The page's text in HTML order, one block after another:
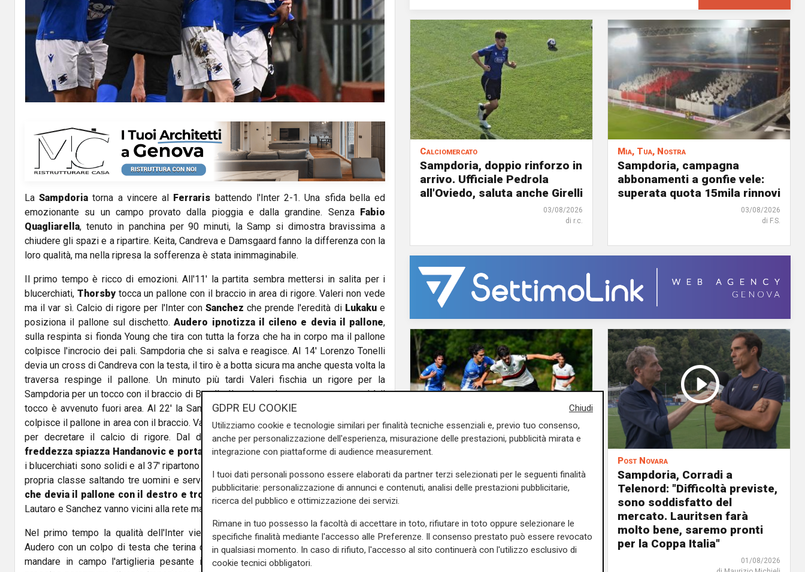
LaSampdoria torna a vincere al Ferraris battendo l'Inter 2-1. Una sfida bella ed
emozionante su un campo provato dalla pioggia e dalla grandine. Senza
Fabio
Quagliarella, tenuto in panchina per 90 minuti, la Samp si dimostra bravissima a
chiudere gli spazi e a ripartire. Keita, Candreva e Damsgaard fanno la differenza con la
loro qualità, ma nella ripresa la sofferenza è stata inimmaginabile.
Il primo tempo è ricco di emozioni. All'11' la partita sembra mettersi in salita per i
blucerchiati, Thorsbytocca un pallone con il braccio in area di rigore. Valeri non vede
ma il var sì. Calcio di rigore per l'Inter con Sanchez che prende l'eredità di Lukakue
posiziona il pallone sul dischetto.Audero ipnotizza il cileno e devia il pallone,
sulla respinta si fionda Young che tira con tutta la forza che ha in corpo ma il pallone
colpisce l'incrocio dei pali. Sampdoria che si salva e reagisce. Al 14' Lorenzo Tonelli
devia un cross di Candreva con la testa, il tiro è a botta sicura ma anche questa volta la
traversa respinge il pallone. Un minuto più tardi Valeri fischia un rigore per la
Sampdoria per un tocco con il braccio di Barella. Il var interviene nuovamente perchè il
tocco è avvenuto fuori area. Al 22' la Samp si rende nuovamente pericolosa, Barella
colpisce il pallone in area con il braccio. Valeri nuovamente non vede e interviene il var
per decretare il calcio di rigore. Dal dischetto si presentaCandreva che con
freddezza spiazza Handanovic e porta in vantaggio la Samp. L'Inter reagisce ma
i blucerchiati sono solidi e al 37' ripartono in contropiede. Damsgaard dimostra tutta la
propria classe saltando tre uomini e servendo un cross rasoterra perfetto perKeita
che devia il pallone con il destro e trova il raddoppio . Nel finale di primo tempo
Lautaro e Sanchez vanno vicini alla rete ma la Samp resiste. Squadre a riposo sul 2-0.
Nel primo tempo la qualità dell'Inter viene fuori. Lautaro mette subito i brividi ad
Audero con un colpo di testa che terina di pochissimo fuori. Al 61' Conte decide di
mandare in campo l'artiglieria pesante inserendo Lukaku al posto di Sanchez. Il
Calciomercato
Sampdoria, doppio rinforzo in
arrivo. Ufficiale Pedrola
all'Oviedo, saluta anche Girelli
03/08/2026
di r.c.
Mia, Tua, Nostra
Sampdoria, campagna
abbonamenti a gonfie vele:
superata quota 15mila rinnovi
03/08/2026
di F.S.
La Sampdoria in diretta su
Telenord vola sul web: 90 mila
simultanee, 4,26 TB di
traffico
Post Novara
Sampdoria, Corradi a
Telenord: "Difficoltà previste,
sono soddisfatto del
mercato. Lauritsen farà
molto bene, saremo pronti
per la Coppa Italia"
01/08/2026
Chiudi
GDPR EU COOKIE
Utilizziamo cookie e tecnologie similari per finalità tecniche essenziali e, previo tuo consenso,
anche per personalizzazione dell'esperienza, misurazione delle prestazioni, pubblicità mirata e
integrazione con piattaforme di audience measurement.
I tuoi dati personali possono essere elaborati da partner terzi selezionati per le seguenti finalità
pubblicitarie: personalizzazione di annunci e contenuti, analisi delle prestazioni pubblicitarie,
ricerca del pubblico e ottimizzazione dei servizi.
Rimane in tuo possesso la facoltà di accettare in toto, rifiutare in toto oppure selezionare le
specifiche finalità mediante l'accesso alle Preferenze. Il consenso prestato può essere revocato
in qualsiasi momento. In caso di rifiuto, l'accesso al sito continuerà con l'utilizzo esclusivo di
cookie tecnici obbligatori.